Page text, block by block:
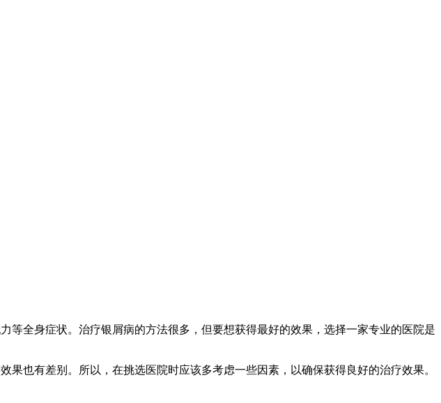
全身症状。治疗银屑病的方法很多，但要想获得最好的效果，选择一家专业的医院是
也有差别。所以，在挑选医院时应该多考虑一些因素，以确保获得良好的治疗效果。